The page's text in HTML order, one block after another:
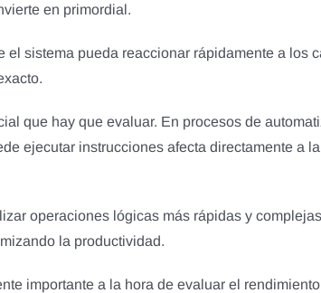
en primordial.
sistema pueda reaccionar rápidamente a los
que hay que evaluar. En procesos de
ejecutar instrucciones afecta directamente a
operaciones lógicas más rápidas y
la productividad.
importante a la hora de evaluar el